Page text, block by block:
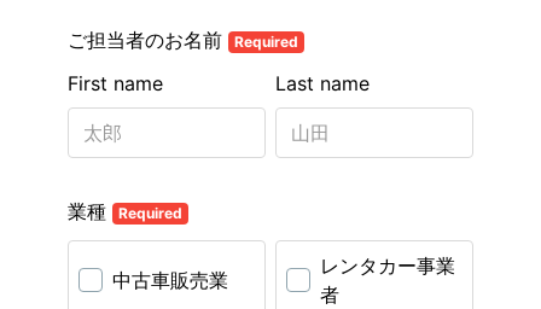
ご担当者のお名前 Required
Last name
First name
業種 Required
中古車販売業
レンタカー事業
者